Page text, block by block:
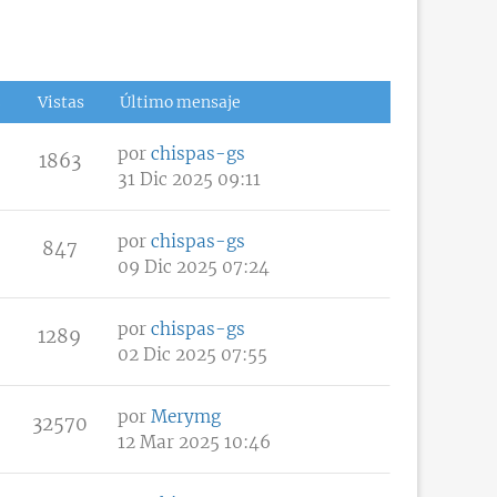
Vistas Último mensaje
1863 por chispas-gs
31 Dic 2025 09:11
847 por chispas-gs
09 Dic 2025 07:24
1289 por chispas-gs
02 Dic 2025 07:55
32570 por Merymg
12 Mar 2025 10:46